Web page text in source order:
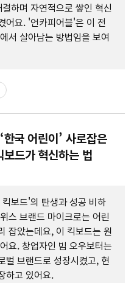
하며 자연적으로 쌓인 혁신
어요. '언카피어블'은 이 전
서 살아남는 방법임을 보여
한국 어린이’ 사로잡은
보드가 혁신하는 법
보드'의 탄생과 성공 비하
스 브랜드 마이크로는 어린
잡았는데요, 이 킥보드는 원
요. 창업자인 빔 오우보터는
벌 브랜드로 성장시켰고, 현
하고 있어요.